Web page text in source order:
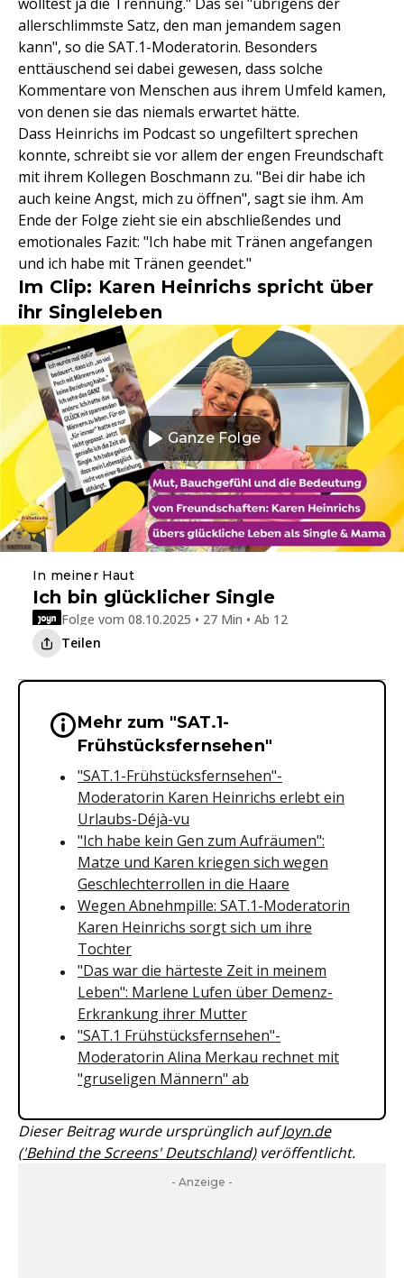
allerschlimmste Satz, den man jemandem sagen
kann", so die SAT.1-Moderatorin. Besonders
enttäuschend sei dabei gewesen, dass solche
Kommentare von Menschen aus ihrem Umfeld kamen,
von denen sie das niemals erwartet hätte.
Dass Heinrichs im Podcast so ungefiltert sprechen
konnte, schreibt sie vor allem der engen Freundschaft
mit ihrem Kollegen Boschmann zu. "Bei dir habe ich
auch keine Angst, mich zu öffnen", sagt sie ihm. Am
Ende der Folge zieht sie ein abschließendes und
emotionales Fazit: "Ich habe mit Tränen angefangen
und ich habe mit Tränen geendet."
Im Clip: Karen Heinrichs spricht über
ihr Singleleben
Ganze Folge
In meiner Haut
Ich bin glücklicher Single
Folge vom 08.10.2025 • 27 Min • Ab 12
Teilen
Wichtige Hinweise &
Mehr zum "SAT.1-
Frühstücksfernsehen"
"SAT.1-Frühstücksfernsehen"-
Moderatorin Karen Heinrichs erlebt ein
Urlaubs-Déjà-vu
"Ich habe kein Gen zum Aufräumen":
Matze und Karen kriegen sich wegen
Geschlechterrollen in die Haare
Wegen Abnehmpille: SAT.1-Moderatorin
Karen Heinrichs sorgt sich um ihre
Tochter
"Das war die härteste Zeit in meinem
Leben": Marlene Lufen über Demenz-
Erkrankung ihrer Mutter
"SAT.1 Frühstücksfernsehen"-
Moderatorin Alina Merkau rechnet mit
"gruseligen Männern" ab
Dieser Beitrag wurde ursprünglich aufJoyn.de
('Behind the Screens' Deutschland)veröffentlicht.
- Anzeige -